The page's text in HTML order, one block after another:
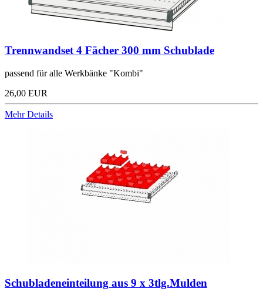
Trennwandset 4 Fächer 300 mm Schublade
passend für alle Werkbänke "Kombi"
26,00 EUR
Mehr Details
Schubladeneinteilung aus 9 x 3tlg.Mulden